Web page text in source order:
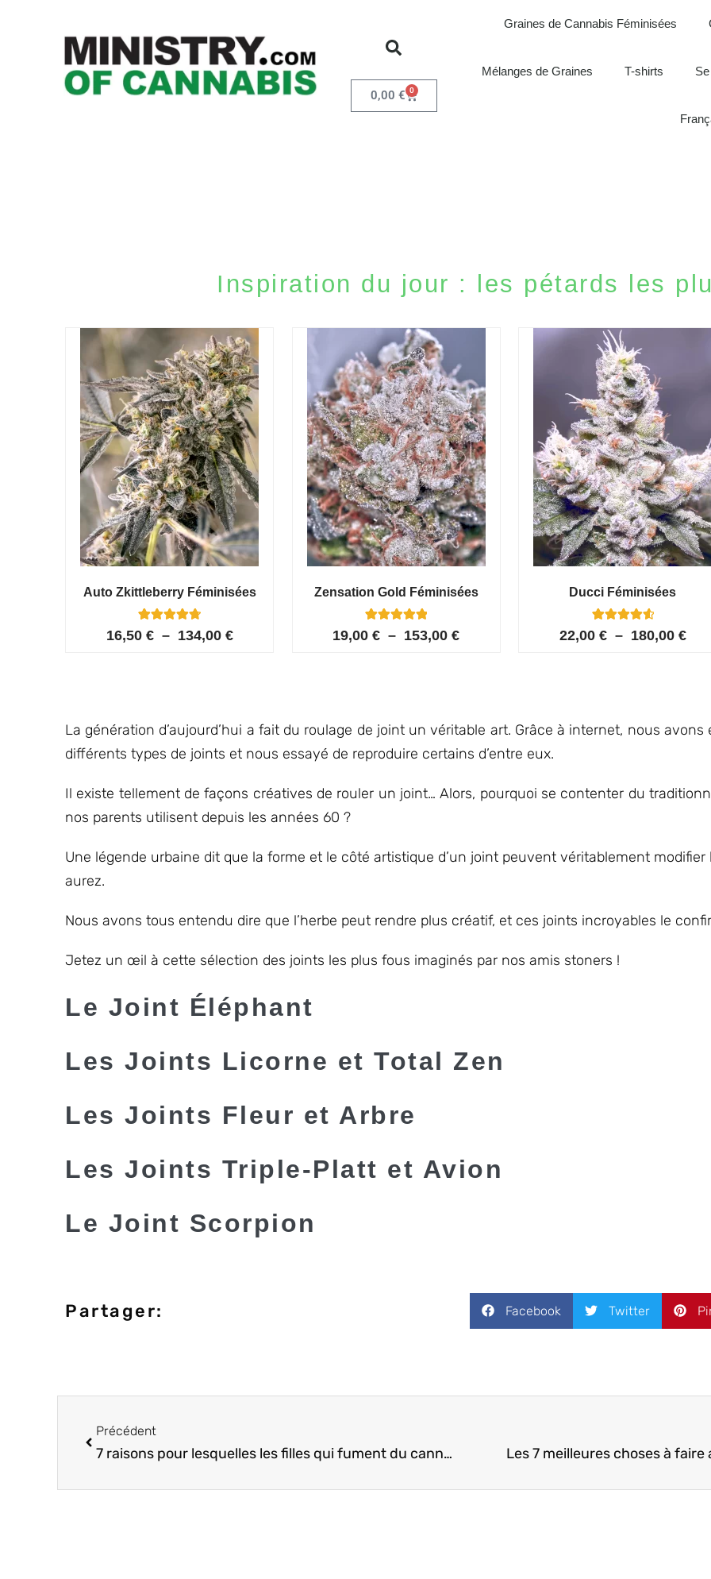
0,00 € 0
Graines de Cannabis Féminisées
Mélanges de Graines T-shirts
Inspiration du jour : les pétards les
Auto Zkittleberry Féminisées
Noté
5
16,50 € – 134,00 €
Zensation Gold Féminisées
Noté
5.00
6
19,00€ – 153,00€
Ducci Féminisées
6
22,00 € – 180,00 €
La génération d’aujourd’hui a fait du roulage de joint un véritable art. Grâce à internet, nous
différents types de joints et nous essayé de reproduire certains d’entre eux.
Il existe tellement de façons créatives de rouler un joint… Alors, pourquoi se contenter du
nos parents utilisent depuis les années 60 ?
Une légende urbaine dit que la forme et le côté artistique d’un joint peuvent véritablement modifier
aurez.
Nous avons tous entendu dire que l’herbe peut rendre plus créatif, et ces joints incroyables le
Jetez un œil à cette sélection des joints les plus fous imaginés par nos amis stoners !
Le Joint Éléphant
Les Joints Licorne et Total Zen
Les Joints Fleur et Arbre
Les Joints Triple-Platt et Avion
Le Joint Scorpion
Partager: Facebook Twitter
Précédent
7 raisons pour lesquelles les filles qui fument du cannabis sont les meilleurs partenaires Les 7 meilleures choses à